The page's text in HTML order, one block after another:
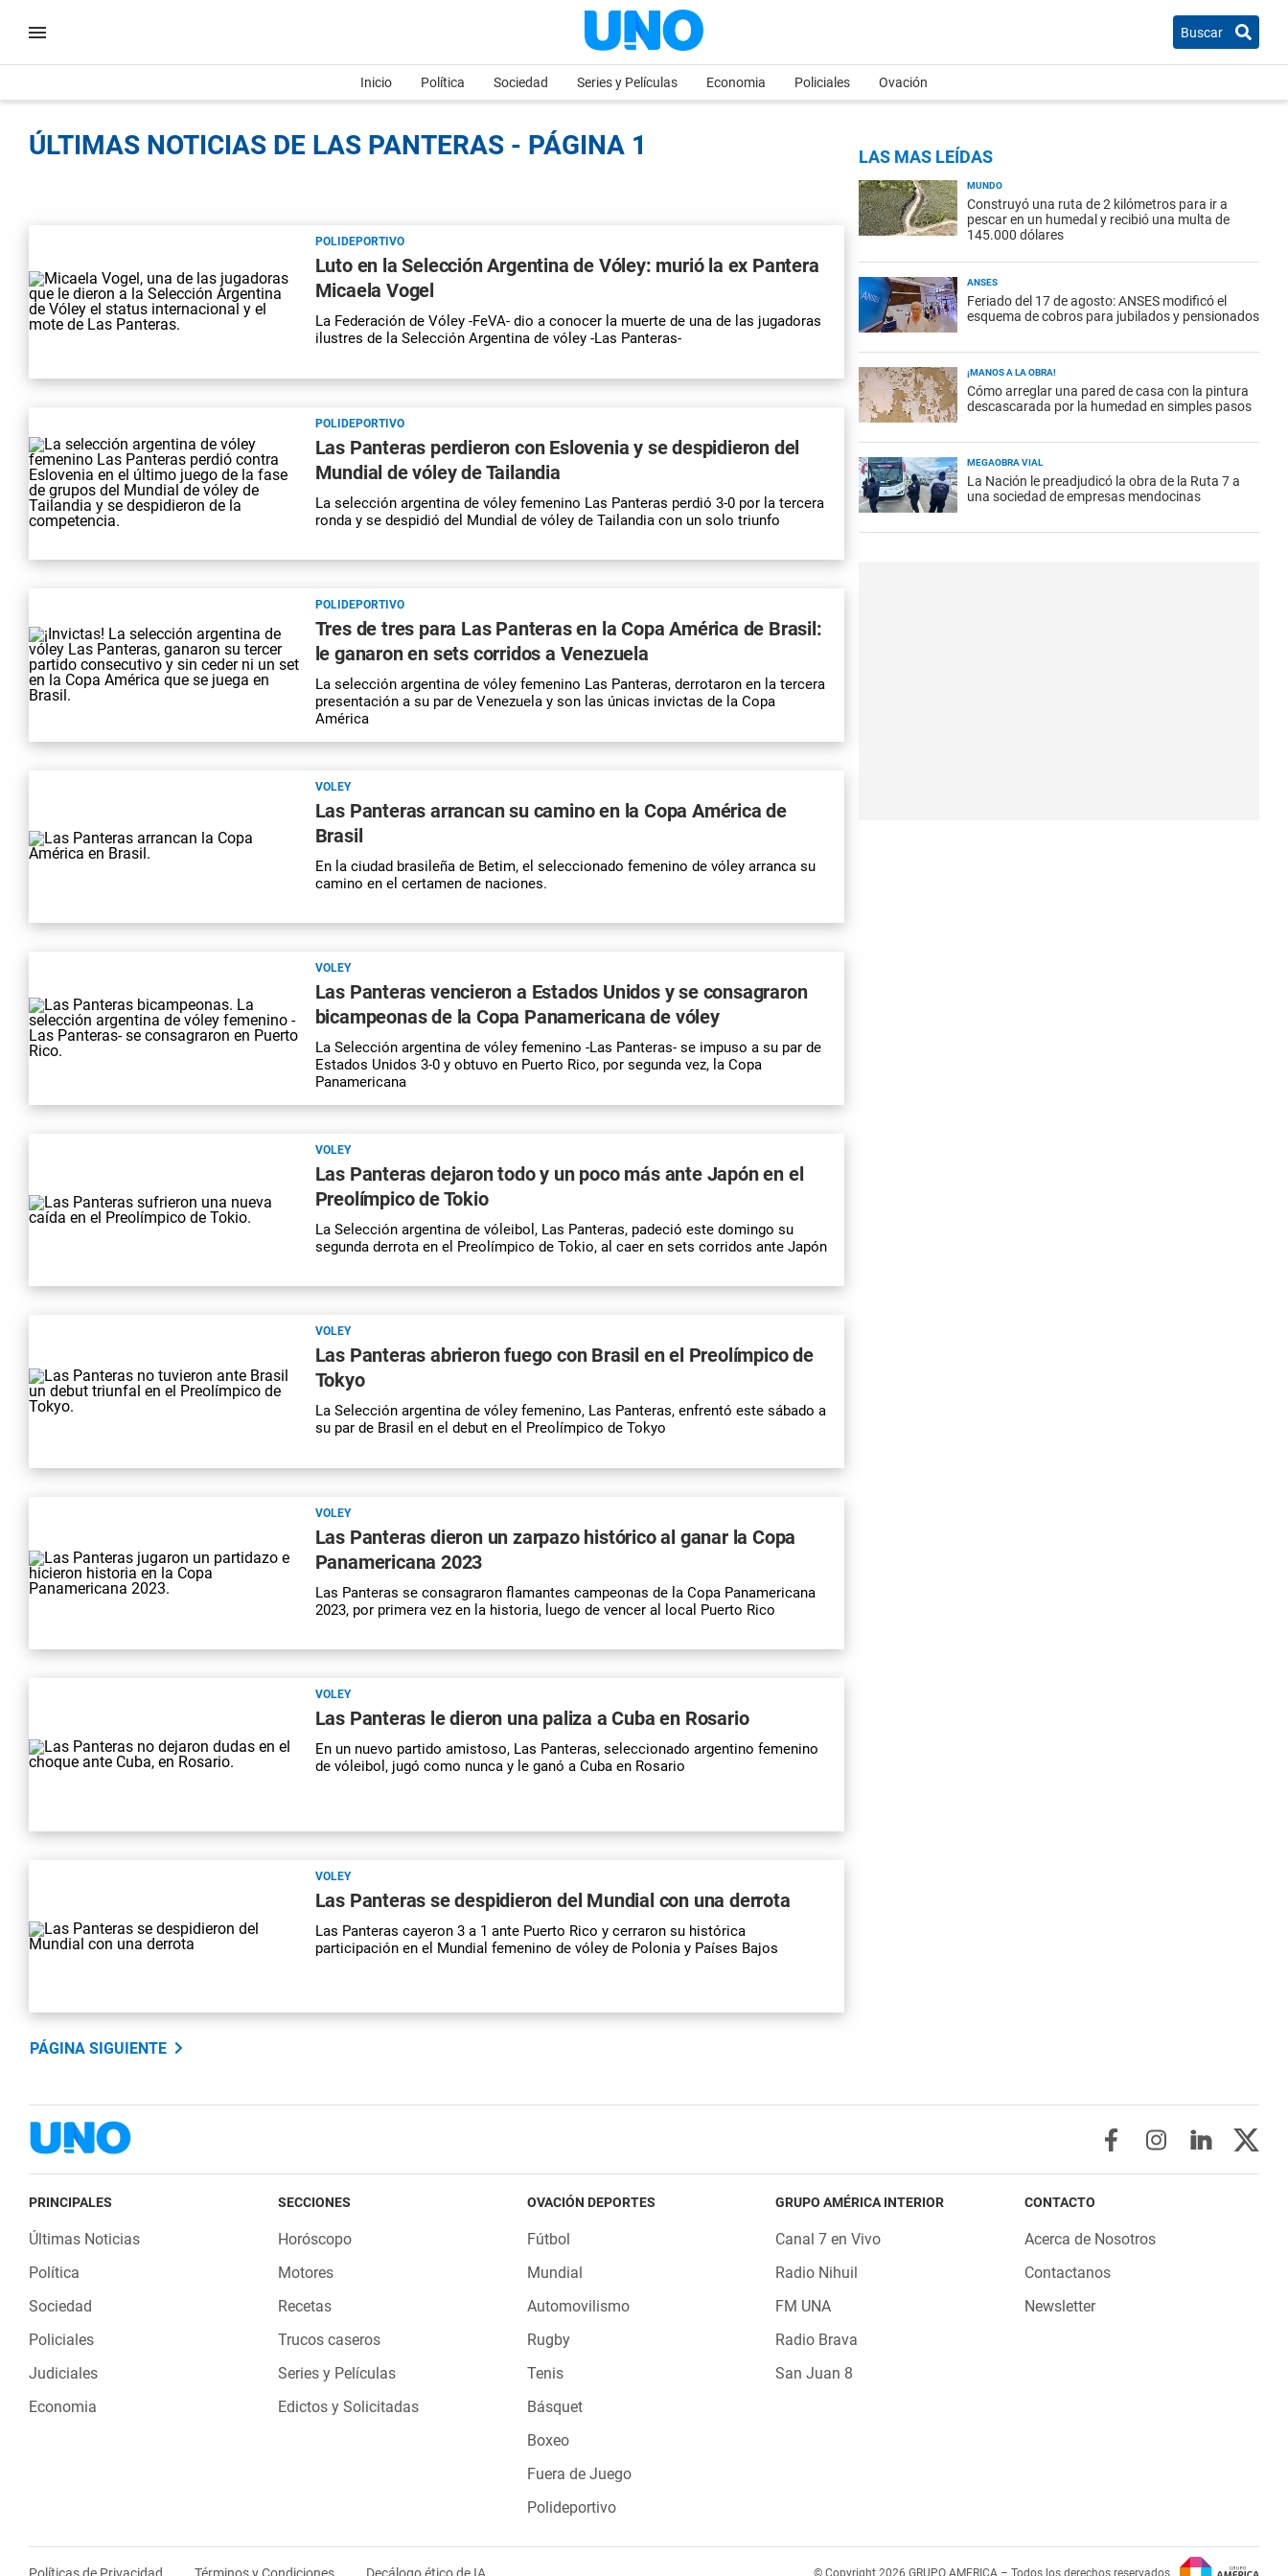
Buscar
Inicio Política Sociedad Series y Películas Economia Policiales Ovación
ÚLTIMAS NOTICIAS DE LAS PANTERAS - PÁGINA 1
POLIDEPORTIVO
Luto en la Selección Argentina de Vóley: murió la ex Pantera
Micaela Vogel
La Federación de Vóley -FeVA- dio a conocer la muerte de una de las jugadoras
ilustres de la Selección Argentina de vóley -Las Panteras-
POLIDEPORTIVO
Las Panteras perdieron con Eslovenia y se despidieron del
Mundial de vóley de Tailandia
La selección argentina de vóley femenino Las Panteras perdió 3-0 por la tercera
ronda y se despidió del Mundial de vóley de Tailandia con un solo triunfo
POLIDEPORTIVO
Tres de tres para Las Panteras en la Copa América de Brasil:
le ganaron en sets corridos a Venezuela
La selección argentina de vóley femenino Las Panteras, derrotaron en la tercera
presentación a su par de Venezuela y son las únicas invictas de la Copa
América
VOLEY
Las Panteras arrancan su camino en la Copa América de
Brasil
En la ciudad brasileña de Betim, el seleccionado femenino de vóley arranca su
camino en el certamen de naciones.
VOLEY
Las Panteras vencieron a Estados Unidos y se consagraron
bicampeonas de la Copa Panamericana de vóley
La Selección argentina de vóley femenino -Las Panteras- se impuso a su par de
Estados Unidos 3-0 y obtuvo en Puerto Rico, por segunda vez, la Copa
Panamericana
VOLEY
Las Panteras dejaron todo y un poco más ante Japón en el
Preolímpico de Tokio
La Selección argentina de vóleibol, Las Panteras, padeció este domingo su
segunda derrota en el Preolímpico de Tokio, al caer en sets corridos ante Japón
VOLEY
Las Panteras abrieron fuego con Brasil en el Preolímpico de
Tokyo
La Selección argentina de vóley femenino, Las Panteras, enfrentó este sábado a
su par de Brasil en el debut en el Preolímpico de Tokyo
VOLEY
Las Panteras dieron un zarpazo histórico al ganar la Copa
Panamericana 2023
Las Panteras se consagraron flamantes campeonas de la Copa Panamericana
2023, por primera vez en la historia, luego de vencer al local Puerto Rico
VOLEY
Las Panteras le dieron una paliza a Cuba en Rosario
En un nuevo partido amistoso, Las Panteras, seleccionado argentino femenino
de vóleibol, jugó como nunca y le ganó a Cuba en Rosario
VOLEY
Las Panteras se despidieron del Mundial con una derrota
Las Panteras cayeron 3 a 1 ante Puerto Rico y cerraron su histórica
participación en el Mundial femenino de vóley de Polonia y Países Bajos
PÁGINA SIGUIENTE
LAS MAS LEÍDAS
MUNDO
Construyó una ruta de 2 kilómetros para ir a
pescar en un humedal y recibió una multa de
145.000 dólares
ANSES
Feriado del 17 de agosto: ANSES modificó el
esquema de cobros para jubilados y pensionados
¡MANOS A LA OBRA!
Cómo arreglar una pared de casa con la pintura
descascarada por la humedad en simples pasos
MEGAOBRA VIAL
La Nación le preadjudicó la obra de la Ruta 7 a
una sociedad de empresas mendocinas
PRINCIPALES
Últimas Noticias
Política
Sociedad
Policiales
Judiciales
Economia
SECCIONES
Horóscopo
Motores
Recetas
Trucos caseros
Series y Películas
Edictos y Solicitadas
OVACIÓN DEPORTES
Fútbol
Mundial
Automovilismo
Rugby
Tenis
Básquet
Boxeo
Fuera de Juego
Polideportivo
GRUPO AMÉRICA INTERIOR
Canal 7 en Vivo
Radio Nihuil
FM UNA
Radio Brava
San Juan 8
CONTACTO
Acerca de Nosotros
Contactanos
Newsletter
© Copyright 2026 GRUPO AMERICA – Todos los derechos reservados